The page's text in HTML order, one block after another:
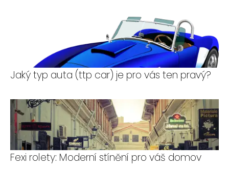
Jaký typ auta (ttp car) je pro vás ten pravý?
Fexi rolety: Moderní stínění pro váš domov